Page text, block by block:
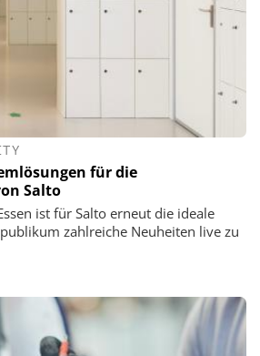
für die
Salto
ist für Salto erneut die ideale
zahlreiche Neuheiten live zu